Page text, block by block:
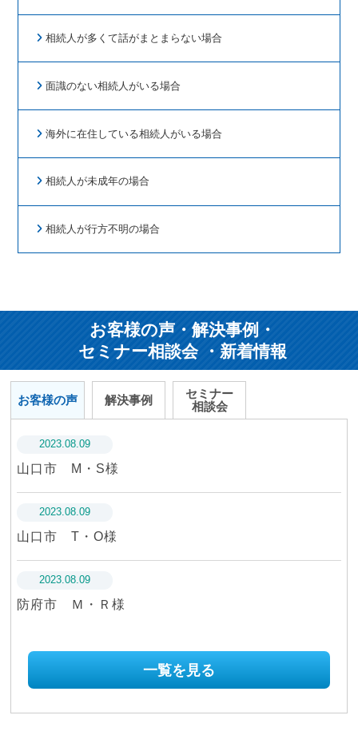
相続人が多くて話がまとまらない場合
面識のない相続人がいる場合
海外に在住している相続人がいる場合
相続人が未成年の場合
相続人が行方不明の場合
お客様の声・解決事例・
セミナー相談会 ・新着情報
お客様の声
2023.08.09
山口市 M・S様
2023.08.09
山口市 T・O様
2023.08.09
防府市 Ｍ・Ｒ様
2023.08.09
一覧を見る
解決事例
セミナー
相談会